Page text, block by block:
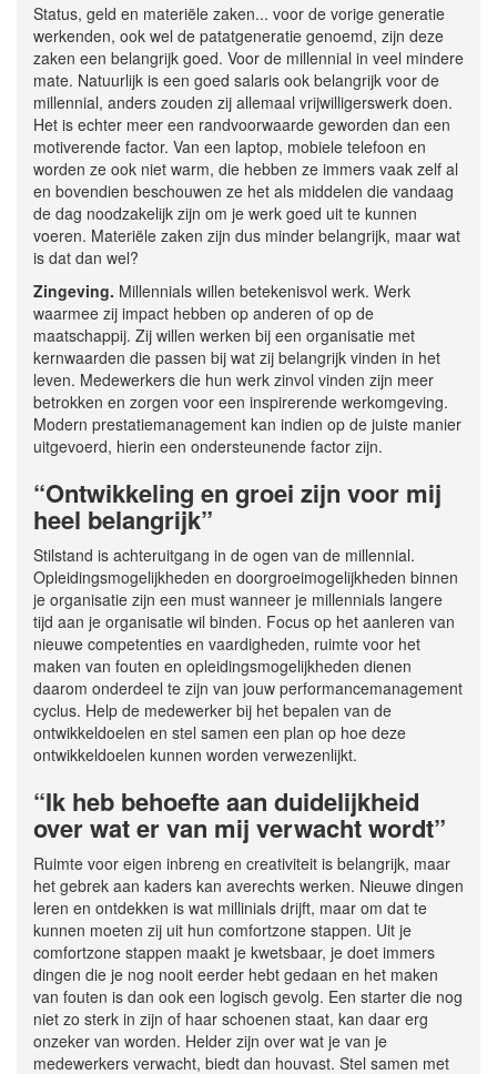
Status, geld en materiële zaken... voor de vorige generatie
werkenden, ook wel de patatgeneratie genoemd, zijn deze
zaken een belangrijk goed. Voor de millennial in veel mindere
mate. Natuurlijk is een goed salaris ook belangrijk voor de
millennial, anders zouden zij allemaal vrijwilligerswerk doen.
Het is echter meer een randvoorwaarde geworden dan een
motiverende factor. Van een laptop, mobiele telefoon en
worden ze ook niet warm, die hebben ze immers vaak zelf al
en bovendien beschouwen ze het als middelen die vandaag
de dag noodzakelijk zijn om je werk goed uit te kunnen
voeren. Materiële zaken zijn dus minder belangrijk, maar wat
is dat dan wel?
Zingeving. Millennials willen betekenisvol werk. Werk
waarmee zij impact hebben op anderen of op de
maatschappij. Zij willen werken bij een organisatie met
kernwaarden die passen bij wat zij belangrijk vinden in het
leven. Medewerkers die hun werk zinvol vinden zijn meer
betrokken en zorgen voor een inspirerende werkomgeving.
Modern prestatiemanagement kan indien op de juiste manier
uitgevoerd, hierin een ondersteunende factor zijn.
“Ontwikkeling en groei zijn voor mij
heel belangrijk”
Stilstand is achteruitgang in de ogen van de millennial.
Opleidingsmogelijkheden en doorgroeimogelijkheden binnen
je organisatie zijn een must wanneer je millennials langere
tijd aan je organisatie wil binden. Focus op het aanleren van
nieuwe competenties en vaardigheden, ruimte voor het
maken van fouten en opleidingsmogelijkheden dienen
daarom onderdeel te zijn van jouw performancemanagement
cyclus. Help de medewerker bij het bepalen van de
ontwikkeldoelen en stel samen een plan op hoe deze
ontwikkeldoelen kunnen worden verwezenlijkt.
“Ik heb behoefte aan duidelijkheid
over wat er van mij verwacht wordt”
Ruimte voor eigen inbreng en creativiteit is belangrijk, maar
het gebrek aan kaders kan averechts werken. Nieuwe dingen
leren en ontdekken is wat millinials drijft, maar om dat te
kunnen moeten zij uit hun comfortzone stappen. Uit je
comfortzone stappen maakt je kwetsbaar, je doet immers
dingen die je nog nooit eerder hebt gedaan en het maken
van fouten is dan ook een logisch gevolg. Een starter die nog
niet zo sterk in zijn of haar schoenen staat, kan daar erg
onzeker van worden. Helder zijn over wat je van je
medewerkers verwacht, biedt dan houvast. Stel samen met